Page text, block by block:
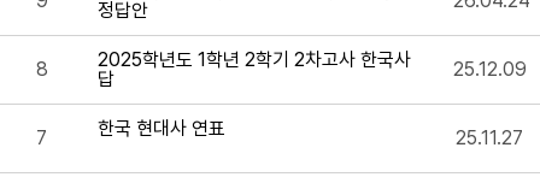
정답안
8
2025학년도 1학년 2학기 2차고사 한국사
답
25.12.09
7 한국 현대사 연표 25.11.27